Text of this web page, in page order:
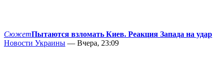
СюжетПытаются взломать Киев. Реакция Запада на удар
Новости Украины — Вчера, 23:09